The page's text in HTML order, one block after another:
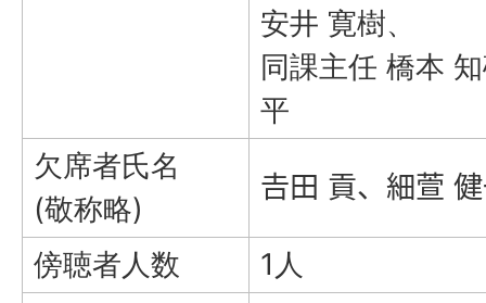
安井 寛樹、
同課主任 橋本
平
欠席者氏名
(敬称略)
𠮷田 貢、細萱
傍聴者人数
1人